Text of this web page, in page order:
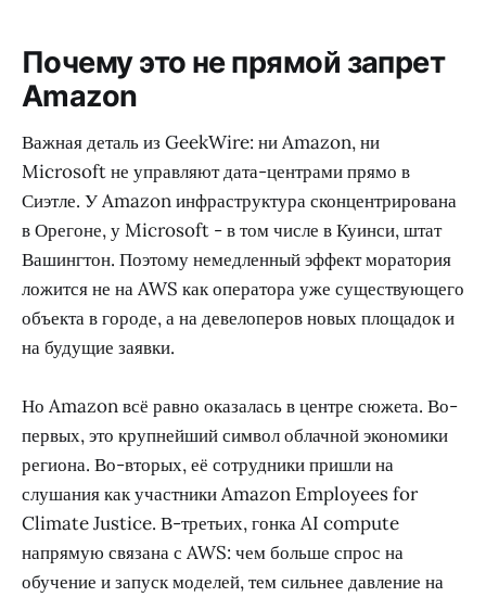
Почему это не прямой запрет
Amazon
Важная деталь из GeekWire: ни Amazon, ни
Microsoft не управляют дата-центрами прямо в
Сиэтле. У Amazon инфраструктура сконцентрирована
в Орегоне, у Microsoft - в том числе в Куинси, штат
Вашингтон. Поэтому немедленный эффект моратория
ложится не на AWS как оператора уже существующего
объекта в городе, а на девелоперов новых площадок и
на будущие заявки.
Но Amazon всё равно оказалась в центре сюжета. Во-
первых, это крупнейший символ облачной экономики
региона. Во-вторых, её сотрудники пришли на
слушания как участники Amazon Employees for
Climate Justice. В-третьих, гонка AI compute
напрямую связана с AWS: чем больше спрос на
обучение и запуск моделей, тем сильнее давление на